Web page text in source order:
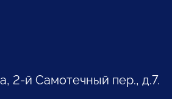
2-й Самотечный пер., д.7.